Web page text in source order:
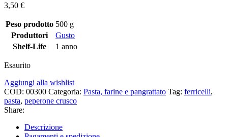
3,50 €
Peso prodotto 500 g
Produttori
Gusto
Shelf-Life
1 anno
Esaurito
Aggiungi alla wishlist
COD: 00300 Categoria: Pasta, farine e pangrattato Tag: ferricelli,
pasta, peperone crusco
Share:
Descrizione